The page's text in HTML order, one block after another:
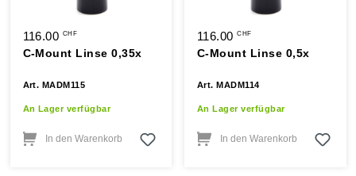
116.00 CHF
C-Mount Linse 0,35x
Art. MADM115
An Lager verfügbar
In den Warenkorb
116.00CHF
C-Mount Linse 0,5x
Art. MADM114
An Lager verfügbar
In den Warenkorb